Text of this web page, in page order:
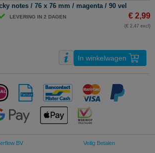
notes / 76 x 76 mm / magenta / 90 vel
LEVERING IN 2 DAGEN € 2,99
(€ 2,47 excl)
In winkelwagen
BV Veilig Betalen